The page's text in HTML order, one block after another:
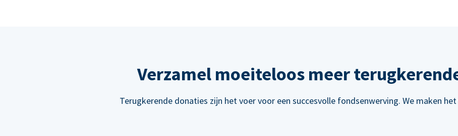
Verzamel moeiteloos meer
Terugkerende donaties zijn het voer voor een succesvolle fondsenwerving. We maken